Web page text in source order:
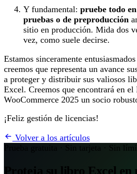
Y fundamental: pruebe todo
pruebas o de preproducción
sitio en producción. Mida dos
vez, como suele decirse.
Estamos sinceramente
creemos que representa un avance
a proteger y distribuir sus valiosos
Excel. Creemos que encontrará en
WooCommerce 2025 un socio
¡Feliz gestión de licencias!
Volver a los artículos
Prueba gratuita · Sin tarjeta · Sin
Proteja su libro Excel en